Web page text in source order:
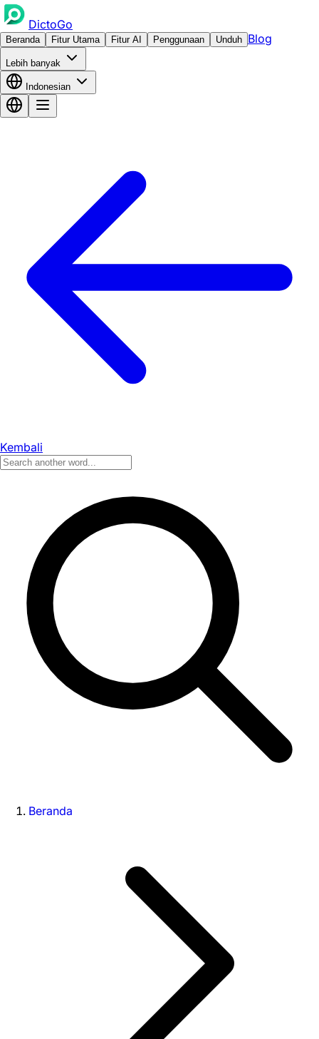
DictoGo
Beranda Fitur Utama Fitur AI Penggunaan Unduh Blog
Lebih banyak
Indonesian
Kembali
Beranda